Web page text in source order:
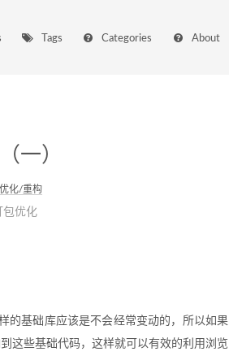
Tags Categories About
一）
优化/重构
包优化
的基础库应该是不会经常变动的，所以如果
这些基础代码，这样就可以有效的利用浏览